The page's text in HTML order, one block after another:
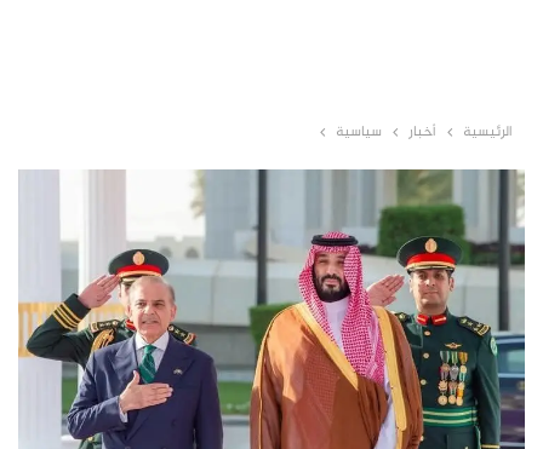
الرئيسية أخبار سياسية